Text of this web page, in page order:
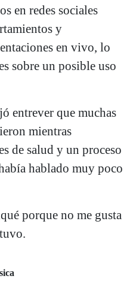
en redes sociales
y
en vivo, lo
sobre un posible uso
entrever que muchas
mientras
de salud y un proceso
hablado muy poco
porque no me gusta